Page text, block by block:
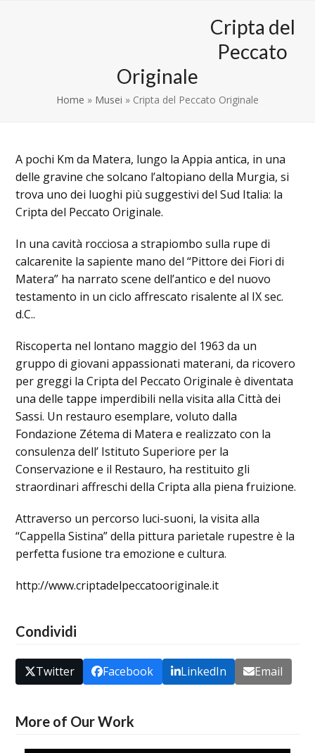
Cripta del
Peccato
Originale
Home » Musei » Cripta del Peccato Originale
A pochi Km da Matera, lungo la Appia antica, in una
delle gravine che solcano l’altopiano della Murgia, si
trova uno dei luoghi più suggestivi del Sud Italia: la
Cripta del Peccato Originale.
In una cavità rocciosa a strapiombo sulla rupe di
calcarenite la sapiente mano del “Pittore dei Fiori di
Matera” ha narrato scene dell’antico e del nuovo
testamento in un ciclo affrescato risalente al IX sec.
d.C..
Riscoperta nel lontano maggio del 1963 da un
gruppo di giovani appassionati materani, da ricovero
per greggi la Cripta del Peccato Originale è diventata
una delle tappe imperdibili nella visita alla Città dei
Sassi. Un restauro esemplare, voluto dalla
Fondazione Zétema di Matera e realizzato con la
consulenza dell’ Istituto Superiore per la
Conservazione e il Restauro, ha restituito gli
straordinari affreschi della Cripta alla piena fruizione.
Attraverso un percorso luci-suoni, la visita alla
“Cappella Sistina” della pittura parietale rupestre è la
perfetta fusione tra emozione e cultura.
http://www.criptadelpeccatooriginale.it
Condividi
Twitter Facebook LinkedIn Email
More of Our Work